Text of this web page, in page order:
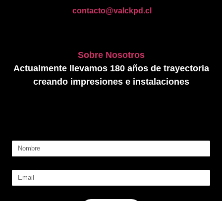
contacto@valckpd.cl
Sobre Nosotros
Actualmente llevamos 180 años de trayectoria
creando impresiones e instalaciones